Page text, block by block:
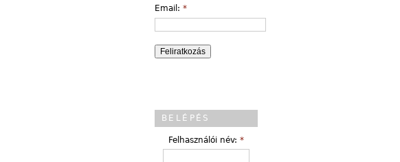
Email: *
BELÉPÉS
Felhasználói név: *